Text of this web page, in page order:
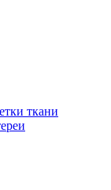
ткани